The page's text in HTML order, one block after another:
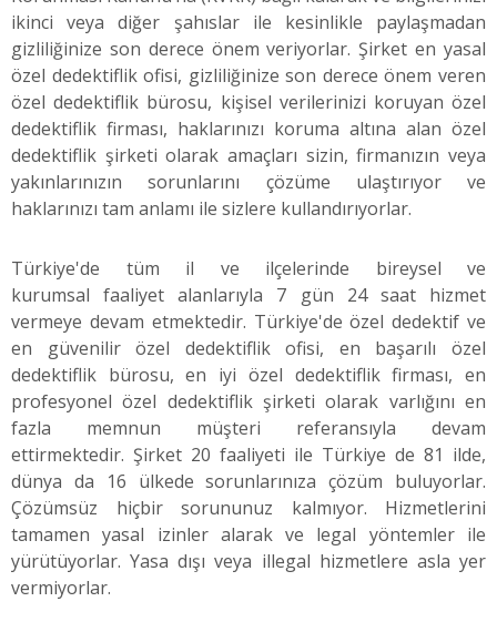
ikinci veya diğer şahıslar ile kesinlikle paylaşmadan
gizliliğinize son derece önem veriyorlar. Şirket en yasal
özel dedektiflik ofisi, gizliliğinize son derece önem veren
özel dedektiflik bürosu, kişisel verilerinizi koruyan özel
dedektiflik firması, haklarınızı koruma altına alan özel
dedektiflik şirketi olarak amaçları sizin, firmanızın veya
yakınlarınızın sorunlarını çözüme ulaştırıyor ve
haklarınızı tam anlamı ile sizlere kullandırıyorlar.
Türkiye'de tüm il ve ilçelerinde bireysel ve
kurumsal faaliyet alanlarıyla 7 gün 24 saat hizmet
vermeye devam etmektedir. Türkiye'de özel dedektif ve
en güvenilir özel dedektiflik ofisi, en başarılı özel
dedektiflik bürosu, en iyi özel dedektiflik firması, en
profesyonel özel dedektiflik şirketi olarak varlığını en
fazla memnun müşteri referansıyla devam
ettirmektedir. Şirket 20 faaliyeti ile Türkiye de 81 ilde,
dünya da 16 ülkede sorunlarınıza çözüm buluyorlar.
Çözümsüz hiçbir sorununuz kalmıyor. Hizmetlerini
tamamen yasal izinler alarak ve legal yöntemler ile
yürütüyorlar. Yasa dışı veya illegal hizmetlere asla yer
vermiyorlar.